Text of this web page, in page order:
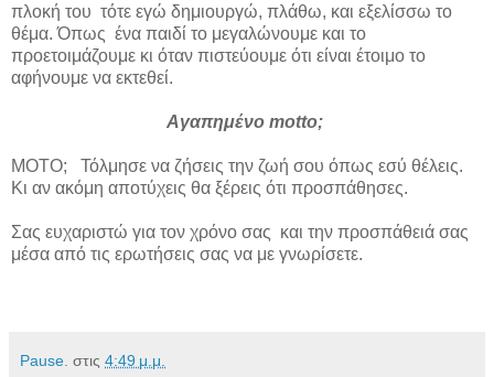
πλοκή του τότε εγώ δημιουργώ, πλάθω, και εξελίσσω το
θέμα. Όπως ένα παιδί το μεγαλώνουμε και το
προετοιμάζουμε κι όταν πιστεύουμε ότι είναι έτοιμο το
αφήνουμε να εκτεθεί.
Αγαπημένο motto;
ΜΟΤΟ; Τόλμησε να ζήσεις την ζωή σου όπως εσύ θέλεις.
Κι αν ακόμη αποτύχεις θα ξέρεις ότι προσπάθησες.
Σας ευχαριστώ για τον χρόνο σας και την προσπάθειά σας
μέσα από τις ερωτήσεις σας να με γνωρίσετε.
Pause. στις 4:49 μ.μ.